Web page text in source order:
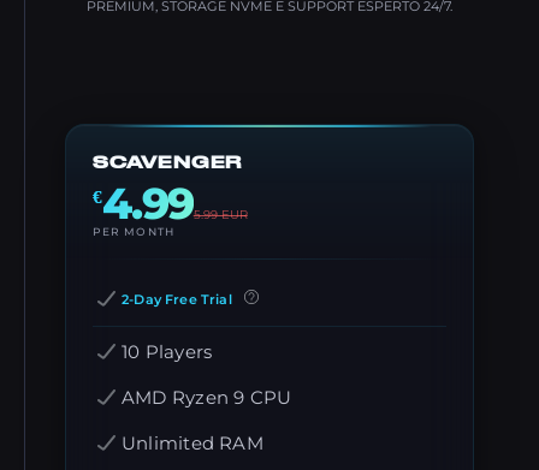
PREMIUM, STORAGE NVME E SUPPORT ESPERTO 24/7.
SCAVENGER
€4.995.99EUR
PER MONTH
2-Day Free Trial
10 Players
AMD Ryzen 9 CPU
Unlimited RAM